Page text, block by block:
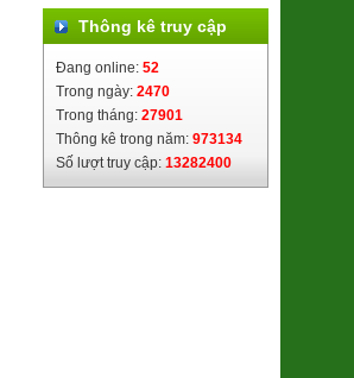
Nghệ Nano Curcumin (Gel)
(8938512491448)
380.000đ/Hộp
Thông kê truy cập
Đang online: 52
Trong ngày: 2470
Trong tháng: 27901
Thông kê trong năm: 973134
Số lượt truy cập: 13282400